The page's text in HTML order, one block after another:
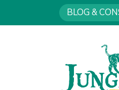
BLOG &